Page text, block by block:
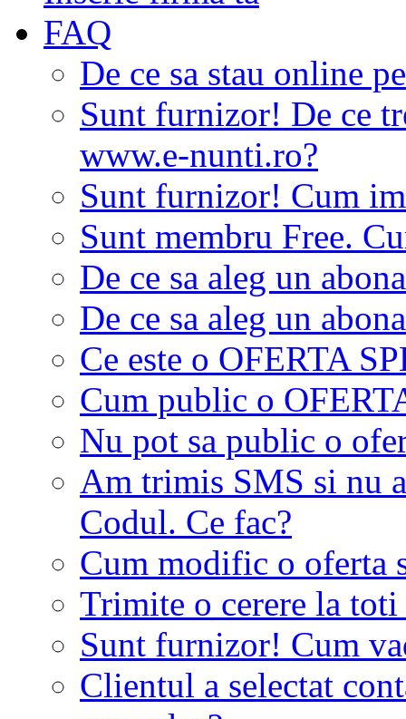
FAQ
De ce sa stau online
Sunt furnizor! De ce
www.e-nunti.ro?
Sunt furnizor! Cum
Sunt membru Free.
De ce sa aleg un
De ce sa aleg un
Ce este o OFERTA
Cum public o
Nu pot sa public o
Am trimis SMS si nu
Codul. Ce fac?
Cum modific o oferta
Trimite o cerere la
Sunt furnizor! Cum
Clientul a selectat